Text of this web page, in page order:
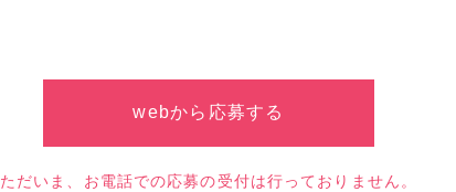
webから応募する
ただいま、お電話での応募の受付は行っておりません。